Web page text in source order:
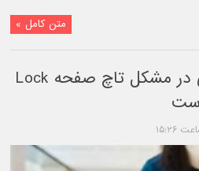
متن کامل »
مشکل آیفون 12 مینی در مشکل تاچ صفحه Lock